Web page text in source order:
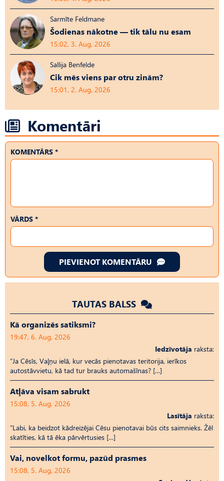
Sarmīte Feldmane
Šodienas nākotne — tik tālu nu esam
15:02, 3. Aug, 2026
Sallija Benfelde
Cik mēs viens par otru zinām?
15:01, 2. Aug, 2026
Komentāri
KOMENTĀRS *
VĀRDS *
PIEVIENOT KOMENTĀRU
TAUTAS BALSS
Kā organizēs satiksmi?
19:47, 6. Aug, 2026
Iedzīvotāja raksta:
“Ja Cēsīs, Vaļņu ielā, kur vecās pienotavas teritorija, ierīkos
autostāvvietu, kā tad tur brauks automašīnas? […]
Atļāva visam sabrukt
15:08, 5. Aug, 2026
Lasītāja raksta:
“Labi, ka beidzot kādreizējai Cēsu pienotavai būs cits saimnieks. Žēl
skatīties, kā tā ēka pārvērtusies […]
Vai, novelkot formu, pazūd prasmes
15:08, 5. Aug, 2026